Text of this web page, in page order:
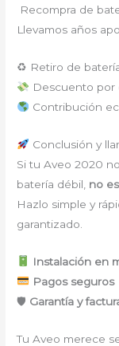
Recompra de
Llevamos años
♻ Retiro de
Descuento por
Contribución
Conclusión y
Si tu Aveo 2020
batería débil, no
Hazlo simple y
garantizado.
Instalación en
Pagos seguros
🛡 Garantía y
Tu Aveo merece